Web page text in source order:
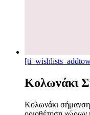
Κολωνάκι
Κολωνάκι